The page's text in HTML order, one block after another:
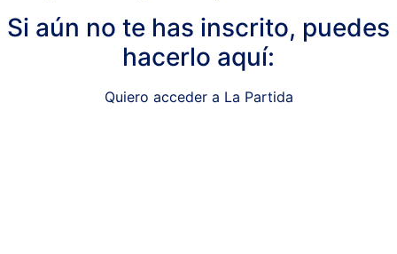
Si aún no te has inscrito, puedes
hacerlo aquí:
Quiero acceder a La Partida